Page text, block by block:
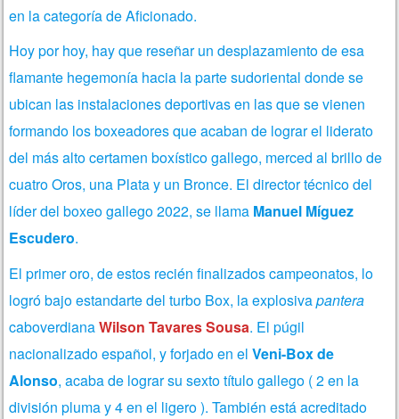
en la categoría de Aficionado.
Hoy por hoy, hay que reseñar un desplazamiento de esa
flamante hegemonía hacia la parte sudoriental donde se
ubican las instalaciones deportivas en las que se vienen
formando los boxeadores que acaban de lograr el liderato
del más alto certamen boxístico gallego, merced al brillo de
cuatro Oros, una Plata y un Bronce. El director técnico del
líder del boxeo gallego 2022, se llama Manuel Míguez
Escudero.
El primer oro, de estos recién finalizados campeonatos, lo
logró bajo estandarte del turbo Box, la explosivapantera
caboverdianaWilson Tavares Sousa. El púgil
nacionalizado español, y forjado en elVeni-Box de
Alonso, acaba de lograr su sexto título gallego ( 2 en la
división pluma y 4 en el ligero ). También está acreditado